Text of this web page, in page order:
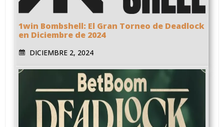
1win Bombshell: El Gran Torneo de Deadlock
en Diciembre de 2024
DICIEMBRE 2, 2024